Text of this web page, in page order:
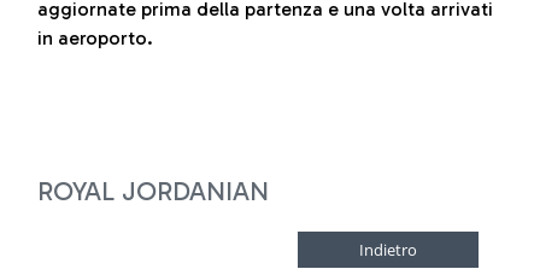
aggiornate prima della partenza e una volta arrivati
in aeroporto.
ROYAL JORDANIAN